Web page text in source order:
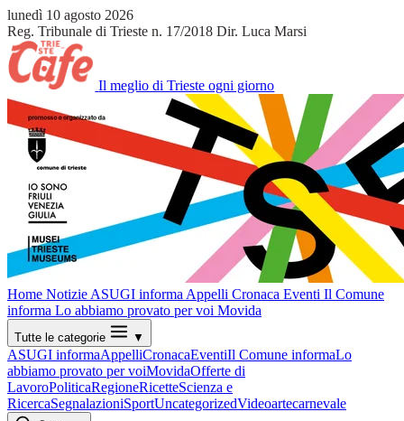
lunedì 10 agosto 2026
Reg. Tribunale di Trieste n. 17/2018 Dir. Luca Marsi
Il meglio di Trieste ogni giorno
Home Notizie ASUGI informa Appelli Cronaca Eventi Il Comune
informa Lo abbiamo provato per voi Movida
Tutte le categorie ▼
ASUGI informaAppelliCronacaEventiIl Comune informaLo
abbiamo provato per voiMovidaOfferte di
LavoroPoliticaRegioneRicetteScienza e
RicercaSegnalazioniSportUncategorizedVideoartecarnevale